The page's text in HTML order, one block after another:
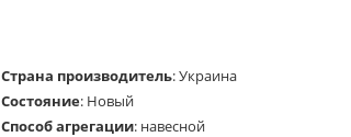
Страна производитель:Украина
Состояние: Новый
Способ агрегации: навесной